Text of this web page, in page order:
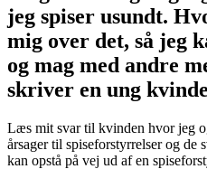
jeg spiser usundt.
mig over det, så jeg
og mag med andre
skriver en ung
Læs mit svar til kvinden hvor jeg
årsager til spiseforstyrrelser og de
kan opstå på vej ud af en